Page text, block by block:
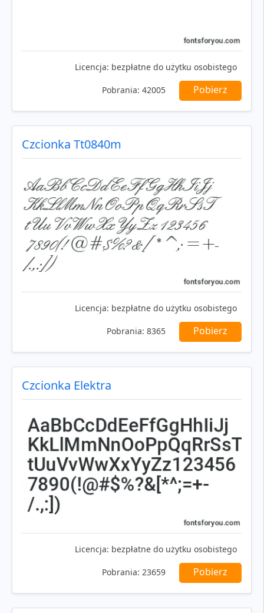
Licencja: bezpłatne do użytku osobistego
Pobrania: 42005 Pobierz
Czcionka Tt0840m
Licencja: bezpłatne do użytku osobistego
Pobrania: 8365 Pobierz
Czcionka Elektra
Licencja: bezpłatne do użytku osobistego
Pobrania: 23659 Pobierz